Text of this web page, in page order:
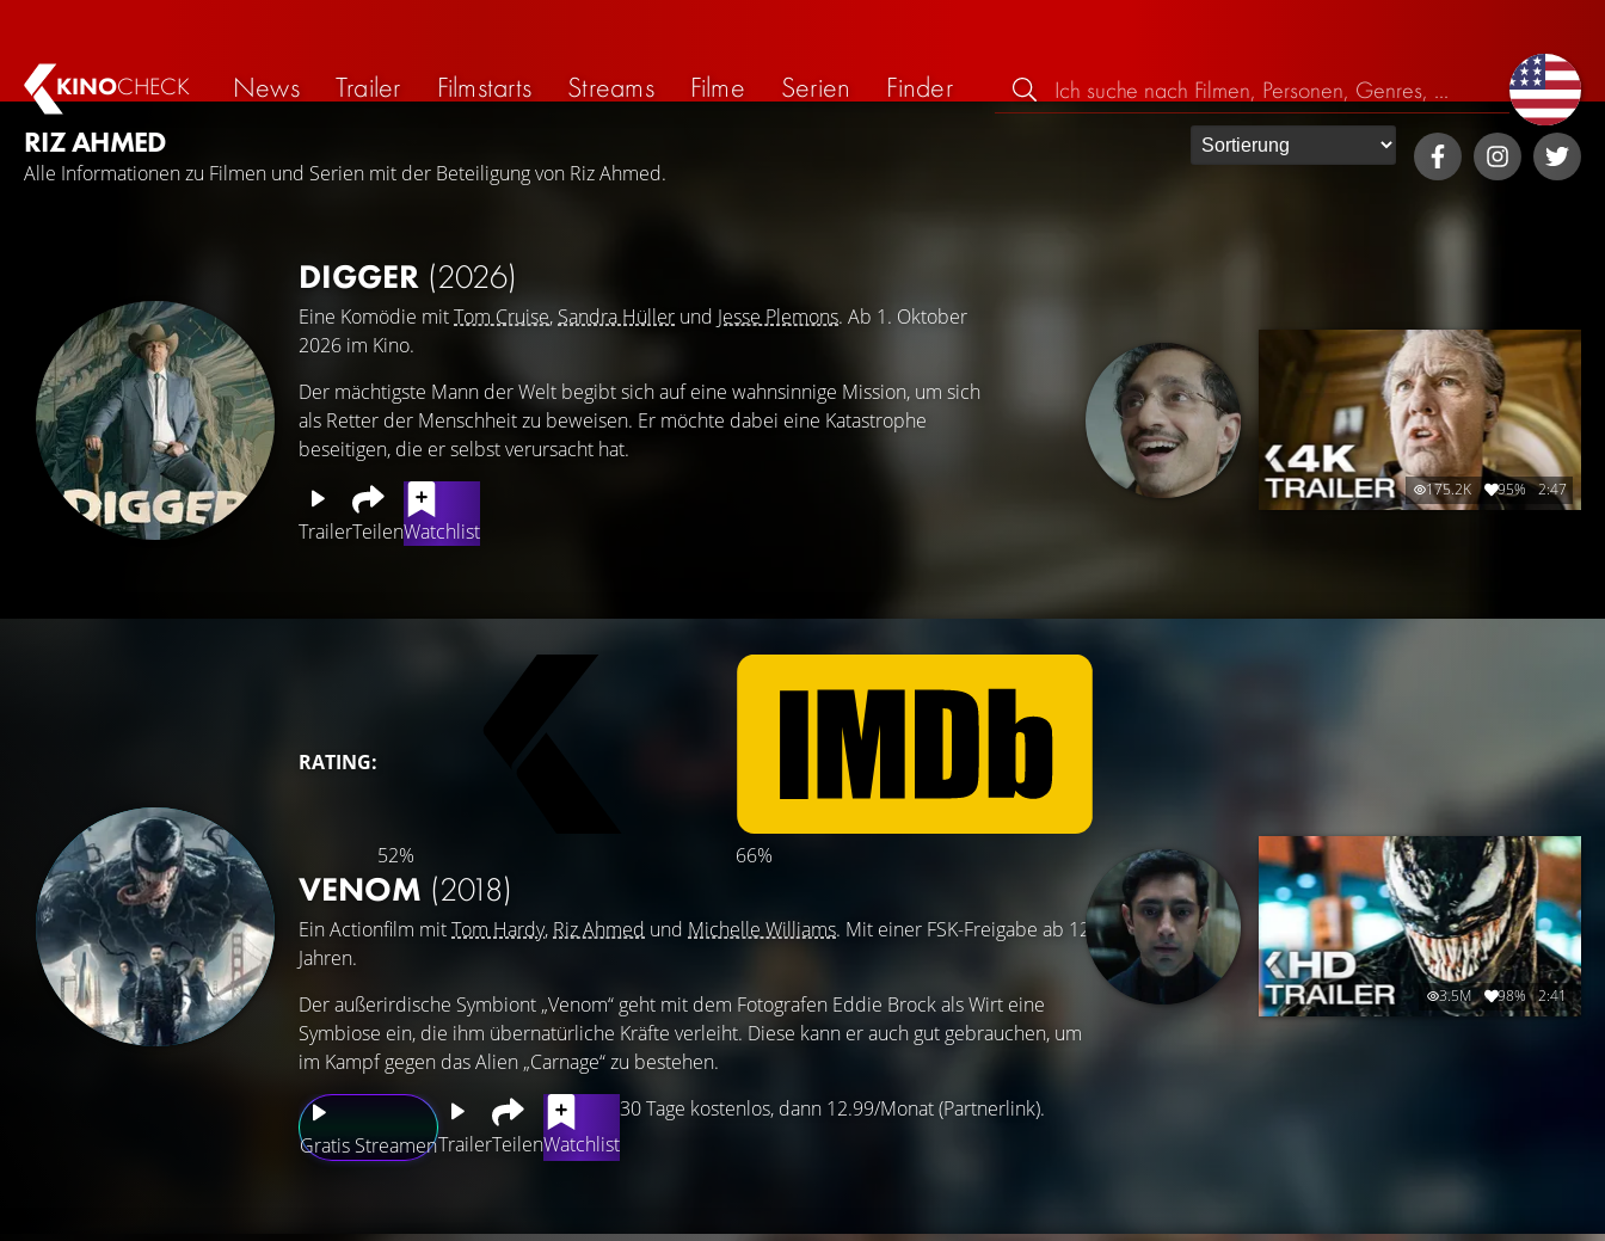
KINOCHECK News Trailer Filmstarts Streams Filme Serien
Finder
RIZ AHMED
Alle Informationen zu Filmen und Serien mit der Beteiligung von Riz Ahmed.
DIGGER (2026)
Eine Komödie mitTom Cruise, Sandra Hüller und Jesse Plemons. Ab 1. Oktober
2026 im Kino.
TrailerTeilenWatchlist
Der mächtigste Mann der Welt begibt sich auf eine wahnsinnige Mission, um sich
als Retter der Menschheit zu beweisen. Er möchte dabei eine Katastrophe
beseitigen, die er selbst verursacht hat.
175.2K 95% 2:47
RATING:
52% 66%
VENOM (2018)
Ein Actionfilm mitTom Hardy, Riz Ahmed und Michelle Williams. Mit einer FSK-Freigabe ab 12
Jahren.
Gratis StreamenTrailerTeilenWatchlist
30 Tage kostenlos, dann 12.99/Monat (Partnerlink).
Der außerirdische Symbiont „Venom“ geht mit dem Fotografen Eddie Brock als Wirt eine
Symbiose ein, die ihm übernatürliche Kräfte verleiht. Diese kann er auch gut gebrauchen, um
im Kampf gegen das Alien „Carnage“ zu bestehen.
3.5M 98% 2:41